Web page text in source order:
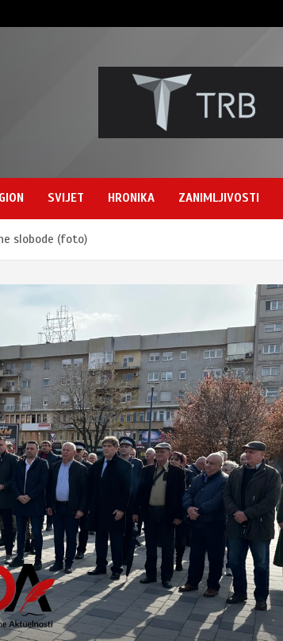
SVIJET HRONIKA ZANIMLJIVOSTI
slobode (foto)